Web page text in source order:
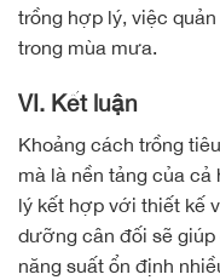
trồng hợp lý, việc
trong mùa mưa.
VI. Kết luận
Khoảng cách trồng
mà là nền tảng của
lý kết hợp với thiết kế
dưỡng cân đối sẽ giúp
năng suất ổn định